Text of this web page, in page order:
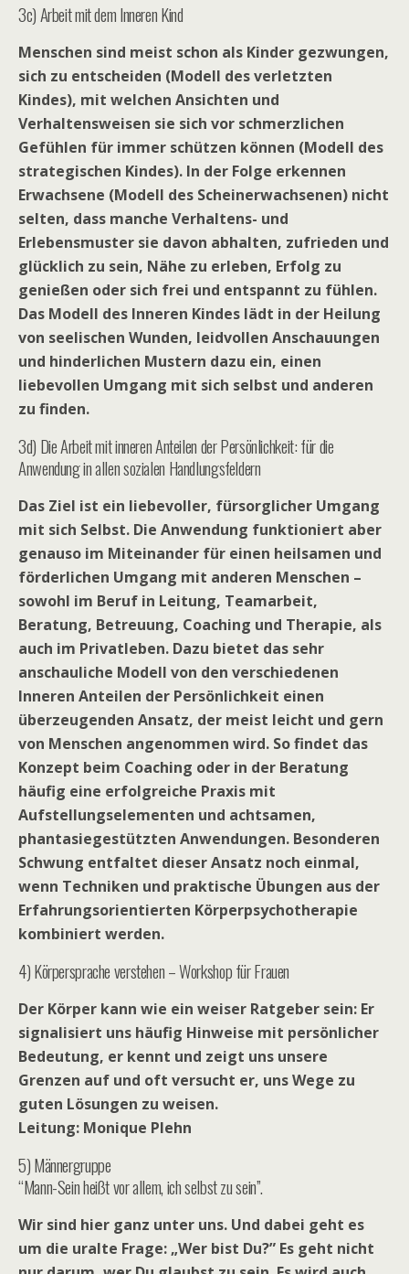
3c) Arbeit mit dem Inneren Kind
Menschen sind meist schon als Kinder gezwungen,
sich zu entscheiden (Modell des verletzten
Kindes), mit welchen Ansichten und
Verhaltensweisen sie sich vor schmerzlichen
Gefühlen für immer schützen können (Modell des
strategischen Kindes). In der Folge erkennen
Erwachsene (Modell des Scheinerwachsenen) nicht
selten, dass manche Verhaltens- und
Erlebensmuster sie davon abhalten, zufrieden und
glücklich zu sein, Nähe zu erleben, Erfolg zu
genießen oder sich frei und entspannt zu fühlen.
Das Modell des Inneren Kindes lädt in der Heilung
von seelischen Wunden, leidvollen Anschauungen
und hinderlichen Mustern dazu ein, einen
liebevollen Umgang mit sich selbst und anderen
zu finden.
3d) Die Arbeit mit inneren Anteilen der Persönlichkeit: für die
Anwendung in allen sozialen Handlungsfeldern
Das Ziel ist ein liebevoller, fürsorglicher Umgang
mit sich Selbst. Die Anwendung funktioniert aber
genauso im Miteinander für einen heilsamen und
förderlichen Umgang mit anderen Menschen –
sowohl im Beruf in Leitung, Teamarbeit,
Beratung, Betreuung, Coaching und Therapie, als
auch im Privatleben. Dazu bietet das sehr
anschauliche Modell von den verschiedenen
Inneren Anteilen der Persönlichkeit einen
überzeugenden Ansatz, der meist leicht und gern
von Menschen angenommen wird. So findet das
Konzept beim Coaching oder in der Beratung
häufig eine erfolgreiche Praxis mit
Aufstellungselementen und achtsamen,
phantasiegestützten Anwendungen. Besonderen
Schwung entfaltet dieser Ansatz noch einmal,
wenn Techniken und praktische Übungen aus der
Erfahrungsorientierten Körperpsychotherapie
kombiniert werden.
4) Körpersprache verstehen – Workshop für Frauen
Der Körper kann wie ein weiser Ratgeber sein: Er
signalisiert uns häufig Hinweise mit persönlicher
Bedeutung, er kennt und zeigt uns unsere
Grenzen auf und oft versucht er, uns Wege zu
guten Lösungen zu weisen.
Leitung: Monique Plehn
5) Männergruppe
“Mann-Sein heißt vor allem, ich selbst zu sein”.
Wir sind hier ganz unter uns. Und dabei geht es
um die uralte Frage: „Wer bist Du?” Es geht nicht